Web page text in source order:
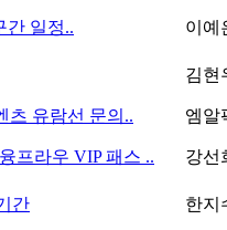
간 일정.. 이예
김현
츠 유람선 문의.. 엠알
프라우 VIP 패스 .. 강선
간 한지